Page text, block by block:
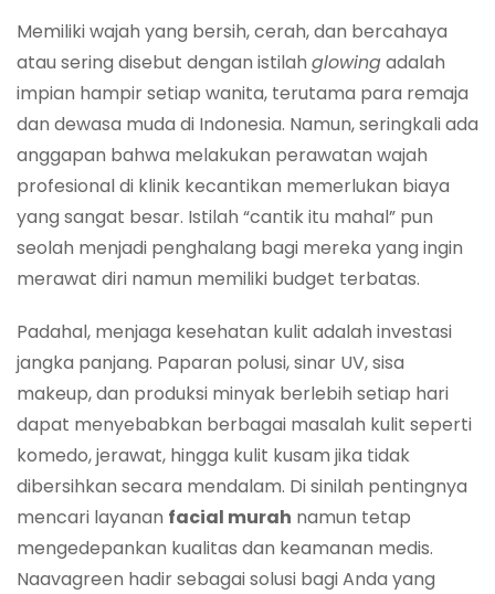
Memiliki wajah yang bersih, cerah, dan bercahaya
atau sering disebut dengan istilah glowingadalah
impian hampir setiap wanita, terutama para remaja
dan dewasa muda di Indonesia. Namun, seringkali ada
anggapan bahwa melakukan perawatan wajah
profesional di klinik kecantikan memerlukan biaya
yang sangat besar. Istilah “cantik itu mahal” pun
seolah menjadi penghalang bagi mereka yang ingin
merawat diri namun memiliki budget terbatas.
Padahal, menjaga kesehatan kulit adalah investasi
jangka panjang. Paparan polusi, sinar UV, sisa
makeup, dan produksi minyak berlebih setiap hari
dapat menyebabkan berbagai masalah kulit seperti
komedo, jerawat, hingga kulit kusam jika tidak
dibersihkan secara mendalam. Di sinilah pentingnya
mencari layanan facial murah namun tetap
mengedepankan kualitas dan keamanan medis.
Naavagreen hadir sebagai solusi bagi Anda yang